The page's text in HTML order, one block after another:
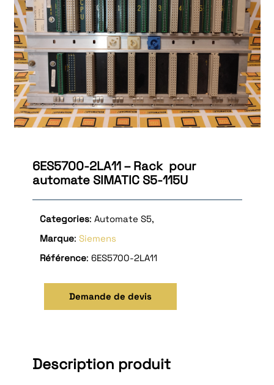
6ES5700‑2LA11 – Rack pour
automate SIMATIC S5‑115U
Categories: Automate S5,
Marque: Siemens
Référence: 6ES5700-2LA11
Demande de devis
Description produit